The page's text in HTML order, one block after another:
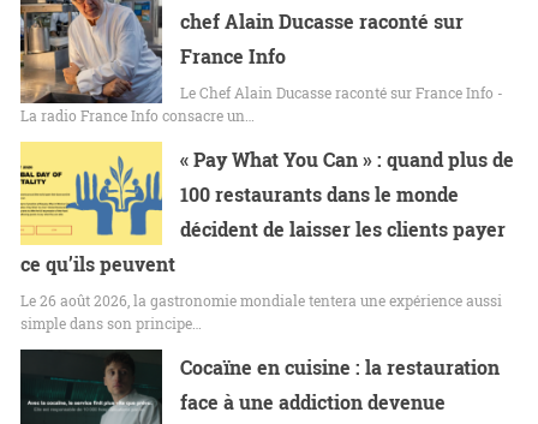
chef Alain Ducasse raconté sur
France Info
Le Chef Alain Ducasse raconté sur France Info -
La radio France Info consacre un…
« Pay What You Can » : quand plus de
100 restaurants dans le monde
décident de laisser les clients payer
ce qu’ils peuvent
Le 26 août 2026, la gastronomie mondiale tentera une expérience aussi
simple dans son principe…
Cocaïne en cuisine : la restauration
face à une addiction devenue